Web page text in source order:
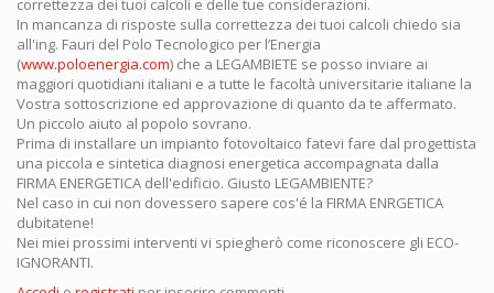
In mancanza di risposte sulla correttezza dei tuoi calcoli chiedo sia
all'ing. Fauri del Polo Tecnologico per l’Energia
(www.poloenergia.com) che a LEGAMBIETE se posso inviare ai
maggiori quotidiani italiani e a tutte le facoltà universitarie italiane la
Vostra sottoscrizione ed approvazione di quanto da te affermato.
Un piccolo aiuto al popolo sovrano.
Prima di installare un impianto fotovoltaico fatevi fare dal progettista
una piccola e sintetica diagnosi energetica accompagnata dalla
FIRMA ENERGETICA dell'edificio. Giusto LEGAMBIENTE?
Nel caso in cui non dovessero sapere cos'é la FIRMA ENRGETICA
dubitatene!
Nei miei prossimi interventi vi spiegherò come riconoscere gli ECO-
IGNORANTI.